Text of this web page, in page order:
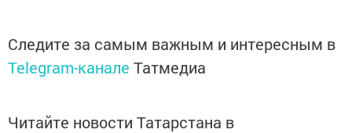
Следите за самым важным и интересным в
Telegram-канале Татмедиа
Читайте новости Татарстана в